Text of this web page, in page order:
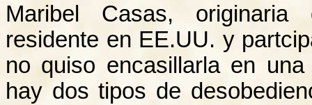
Maribel Casas, originaria
residente en EE.UU. y
no quiso encasillarla en
hay dos tipos de